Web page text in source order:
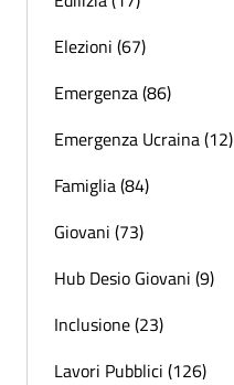
Elezioni (67)
Emergenza (86)
Emergenza Ucraina (12)
Famiglia (84)
Giovani (73)
Hub Desio Giovani (9)
Inclusione (23)
Lavori Pubblici (126)